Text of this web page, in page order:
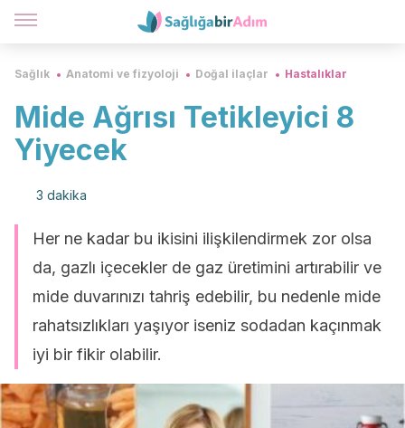
Sağlık Anatomi ve fizyoloji Doğal ilaçlar Hastalıklar
Mide Ağrısı Tetikleyici 8
Yiyecek
3 dakika
Her ne kadar bu ikisini ilişkilendirmek zor olsa
da, gazlı içecekler de gaz üretimini artırabilir ve
mide duvarınızı tahriş edebilir, bu nedenle mide
rahatsızlıkları yaşıyor iseniz sodadan kaçınmak
iyi bir fikir olabilir.